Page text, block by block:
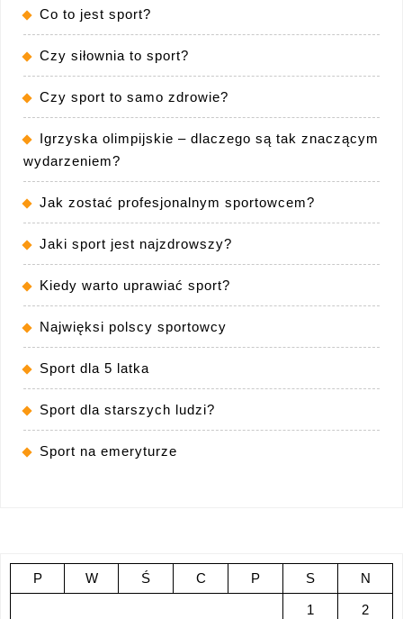
Co to jest sport?
Czy siłownia to sport?
Czy sport to samo zdrowie?
Igrzyska olimpijskie – dlaczego są tak znaczącym
wydarzeniem?
Jak zostać profesjonalnym sportowcem?
Jaki sport jest najzdrowszy?
Kiedy warto uprawiać sport?
Najwięksi polscy sportowcy
Sport dla 5 latka
Sport dla starszych ludzi?
Sport na emeryturze
P W Ś C P S N
1 2